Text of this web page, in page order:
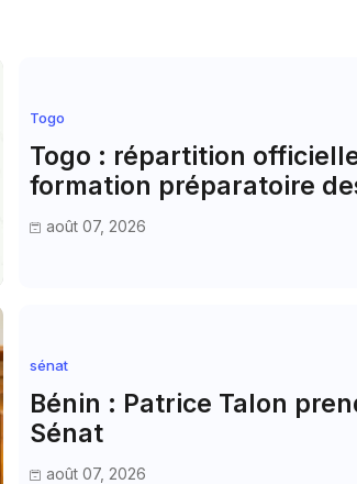
Togo
Togo : répartition
formation préparatoire
enseignants
concours national
août 07, 2026
sénat
Bénin : Patrice Talon
Sénat
août 07, 2026